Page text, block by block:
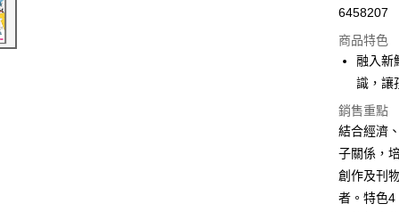
LINE Pay
Apple Pay
街口支付
悠遊付
6458207
商品特色
融入新
識，讓
銷售重點
結合經濟
子關係，
創作及刊
者。特色